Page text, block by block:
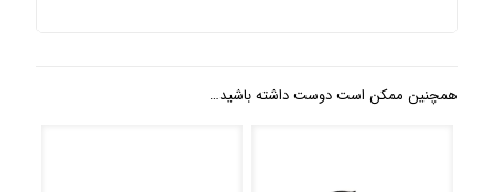
همچنین ممکن است دوست داشته باشید…